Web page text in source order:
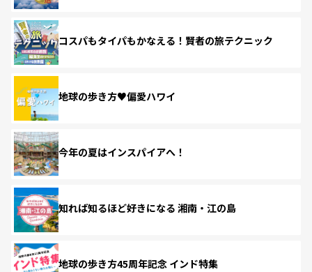
コスパもタイパもかなえる！賢者の旅テクニック
地球の歩き方♥偏愛ハワイ
今年の夏はインスパイアへ！
知れば知るほど好きになる 湘南・江の島
地球の歩き方45周年記念 インド特集